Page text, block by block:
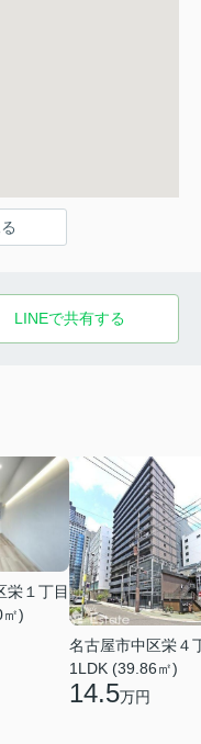
LINEで共有する
栄１丁目
)
名古屋市中区栄４
1LDK (39.86㎡)
14.5万円